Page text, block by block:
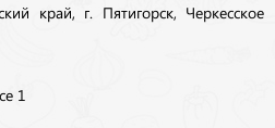
край, г. Пятигорск, Черкесское
1